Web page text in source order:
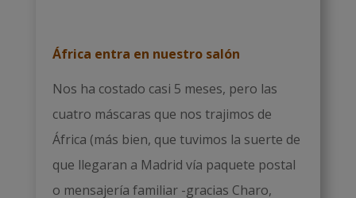
África entra en nuestro salón
Nos ha costado casi 5 meses, pero las
cuatro máscaras que nos trajimos de
África (más bien, que tuvimos la suerte de
que llegaran a Madrid vía paquete postal
o mensajería familiar -gracias Charo,